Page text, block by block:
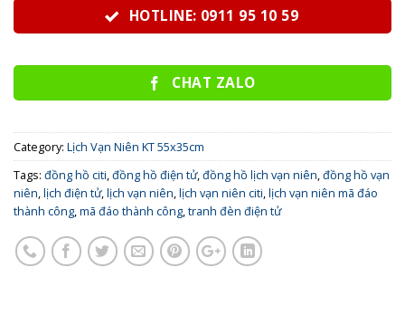
HOTLINE: 0911 95 10 59
CHAT ZALO
Category: Lịch Vạn Niên KT 55x35cm
Tags: đồng hồ citi,đồng hồ điện tử,đồng hồ lịch vạn niên,đồng hồ vạn
niên,lịch điện tử,lịch vạn niên,lịch vạn niên citi,lịch vạn niên mã đáo
thành công,mã đáo thành công,tranh đèn điện tử